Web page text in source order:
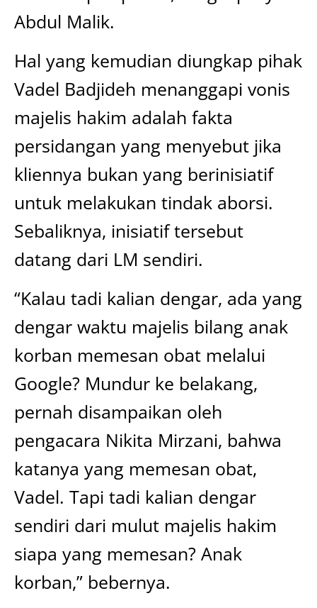
Abdul Malik.
Hal yang kemudian diungkap pihak
Vadel Badjideh menanggapi vonis
majelis hakim adalah fakta
persidangan yang menyebut jika
kliennya bukan yang berinisiatif
untuk melakukan tindak aborsi.
Sebaliknya, inisiatif tersebut
datang dari LM sendiri.
“Kalau tadi kalian dengar, ada yang
dengar waktu majelis bilang anak
korban memesan obat melalui
Google? Mundur ke belakang,
pernah disampaikan oleh
pengacara Nikita Mirzani, bahwa
katanya yang memesan obat,
Vadel. Tapi tadi kalian dengar
sendiri dari mulut majelis hakim
siapa yang memesan? Anak
korban,” bebernya.